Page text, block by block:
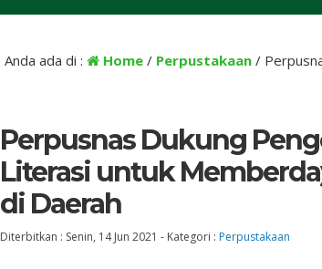
Anda ada di : Home/ Perpustakaan/
Perpusnas Dukung
Literasi untuk
di Daerah
Diterbitkan : Senin, 14 Jun 2021 - Kategori : Perpustakaan